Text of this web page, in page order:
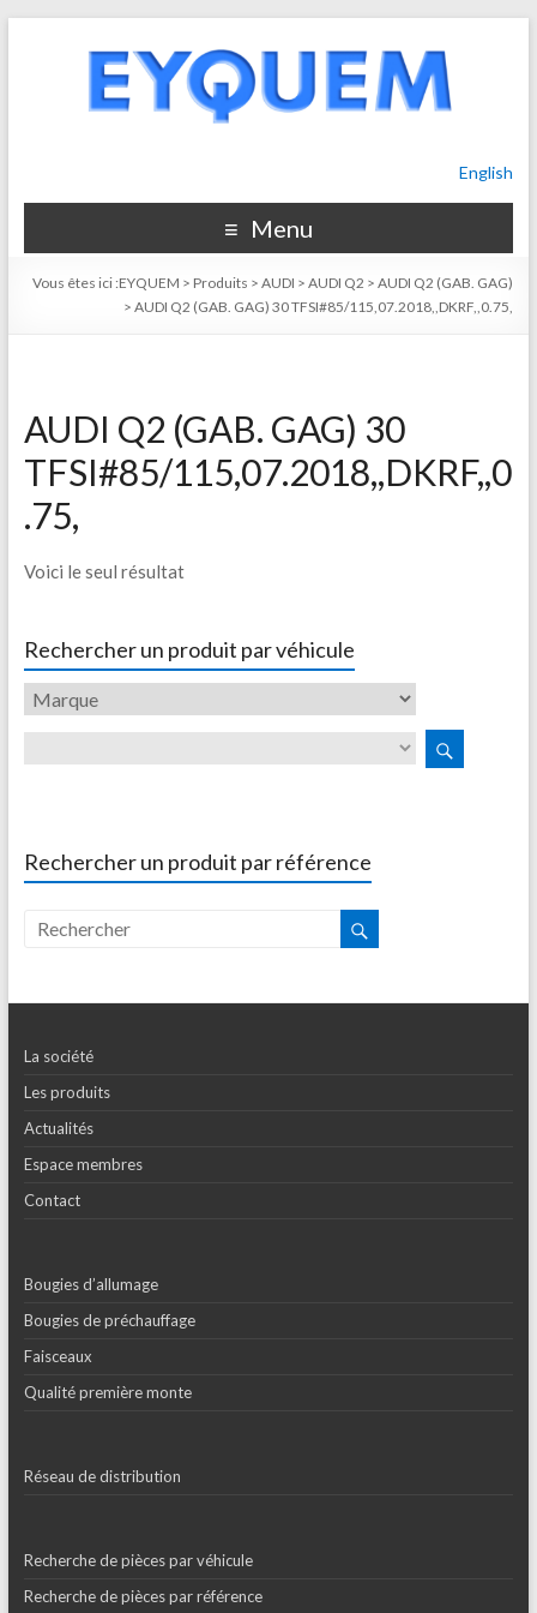
English
Menu
Vous êtes ici :EYQUEM > Produits >AUDI >AUDI Q2 >AUDI Q2 (GAB. GAG)
>AUDI Q2 (GAB. GAG) 30 TFSI#85/115,07.2018,,DKRF,,0.75,
AUDI Q2 (GAB. GAG) 30
TFSI#85/115,07.2018,,DKRF,,0
.75,
Voici le seul résultat
Rechercher un produit par véhicule
Rechercher un produit par référence
La société
Les produits
Actualités
Espace membres
Contact
Bougies d’allumage
Bougies de préchauffage
Faisceaux
Qualité première monte
Réseau de distribution
Recherche de pièces par véhicule
Recherche de pièces par référence